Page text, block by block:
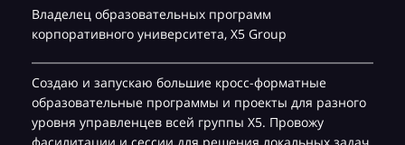
Владелец образовательных программ
корпоративного университета, Х5 Group
Создаю и запускаю большие кросс-форматные
образовательные программы и проекты для разного
уровня управленцев всей группы Х5. Провожу